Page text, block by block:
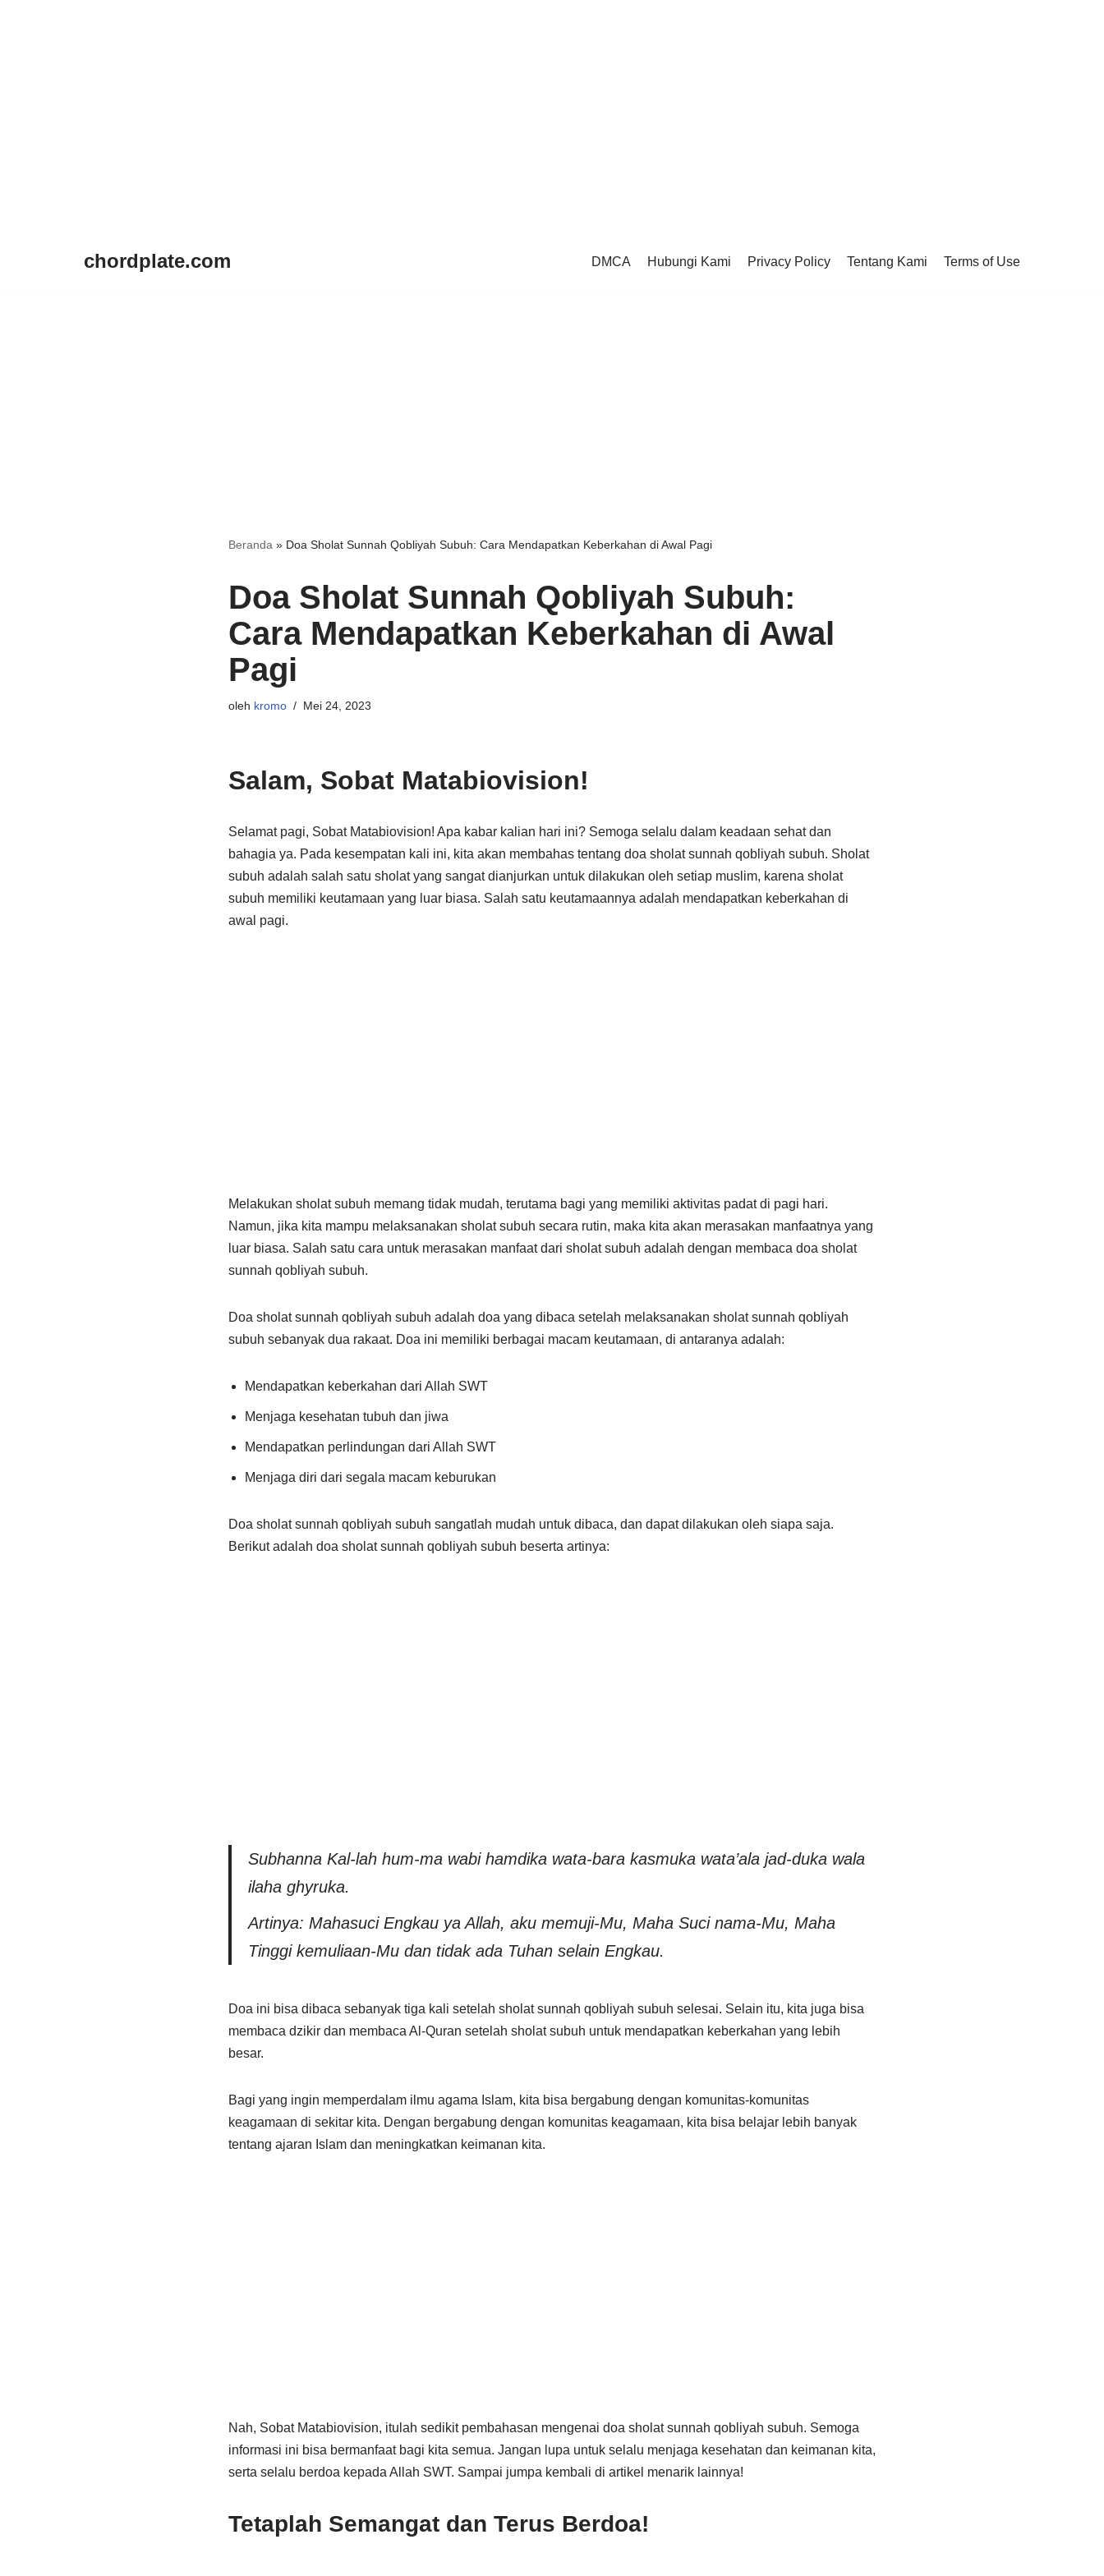
chordplate.com DMCA Hubungi Kami Privacy Policy Tentang Kami Terms of Use
Beranda » Doa Sholat Sunnah Qobliyah Subuh: Cara Mendapatkan Keberkahan di Awal Pagi
Doa Sholat Sunnah Qobliyah Subuh:
Cara Mendapatkan Keberkahan di Awal
Pagi
oleh kromo Mei 24, 2023
Salam, Sobat Matabiovision!
Selamat pagi, Sobat Matabiovision! Apa kabar kalian hari ini? Semoga selalu dalam keadaan sehat dan
bahagia ya. Pada kesempatan kali ini, kita akan membahas tentang doa sholat sunnah qobliyah subuh. Sholat
subuh adalah salah satu sholat yang sangat dianjurkan untuk dilakukan oleh setiap muslim, karena sholat
subuh memiliki keutamaan yang luar biasa. Salah satu keutamaannya adalah mendapatkan keberkahan di
awal pagi.
Melakukan sholat subuh memang tidak mudah, terutama bagi yang memiliki aktivitas padat di pagi hari.
Namun, jika kita mampu melaksanakan sholat subuh secara rutin, maka kita akan merasakan manfaatnya yang
luar biasa. Salah satu cara untuk merasakan manfaat dari sholat subuh adalah dengan membaca doa sholat
sunnah qobliyah subuh.
Doa sholat sunnah qobliyah subuh adalah doa yang dibaca setelah melaksanakan sholat sunnah qobliyah
subuh sebanyak dua rakaat. Doa ini memiliki berbagai macam keutamaan, di antaranya adalah:
Mendapatkan keberkahan dari Allah SWT
Menjaga kesehatan tubuh dan jiwa
Mendapatkan perlindungan dari Allah SWT
Menjaga diri dari segala macam keburukan
Doa sholat sunnah qobliyah subuh sangatlah mudah untuk dibaca, dan dapat dilakukan oleh siapa saja.
Berikut adalah doa sholat sunnah qobliyah subuh beserta artinya:
Subhanna Kal-lah hum-ma wabi hamdika wata-bara kasmuka wata’ala jad-duka wala
ilaha ghyruka.
Artinya: Mahasuci Engkau ya Allah, aku memuji-Mu, Maha Suci nama-Mu, Maha
Tinggi kemuliaan-Mu dan tidak ada Tuhan selain Engkau.
Doa ini bisa dibaca sebanyak tiga kali setelah sholat sunnah qobliyah subuh selesai. Selain itu, kita juga bisa
membaca dzikir dan membaca Al-Quran setelah sholat subuh untuk mendapatkan keberkahan yang lebih
besar.
Bagi yang ingin memperdalam ilmu agama Islam, kita bisa bergabung dengan komunitas-komunitas
keagamaan di sekitar kita. Dengan bergabung dengan komunitas keagamaan, kita bisa belajar lebih banyak
tentang ajaran Islam dan meningkatkan keimanan kita.
Nah, Sobat Matabiovision, itulah sedikit pembahasan mengenai doa sholat sunnah qobliyah subuh. Semoga
informasi ini bisa bermanfaat bagi kita semua. Jangan lupa untuk selalu menjaga kesehatan dan keimanan kita,
serta selalu berdoa kepada Allah SWT. Sampai jumpa kembali di artikel menarik lainnya!
Tetaplah Semangat dan Terus Berdoa!